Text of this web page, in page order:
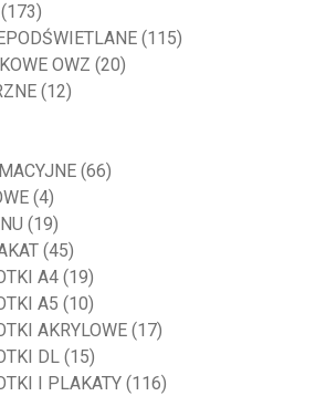
(173)
(115)
OWZ (20)
(12)
(66)
(4)
(19)
(45)
A4 (19)
A5 (10)
AKRYLOWE (17)
DL (15)
I PLAKATY (116)